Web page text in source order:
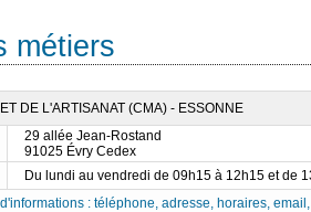
métiers
DE L'ARTISANAT (CMA) - ESSONNE
29 allée Jean-Rostand
91025 Évry Cedex
Du lundi au vendredi de 09h15 à 12h15 et de
: téléphone, adresse, horaires,